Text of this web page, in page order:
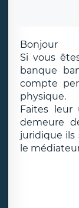
Bonjour
Si vous
banque
compte
physique.
Faites leur
demeure
juridique ils
le